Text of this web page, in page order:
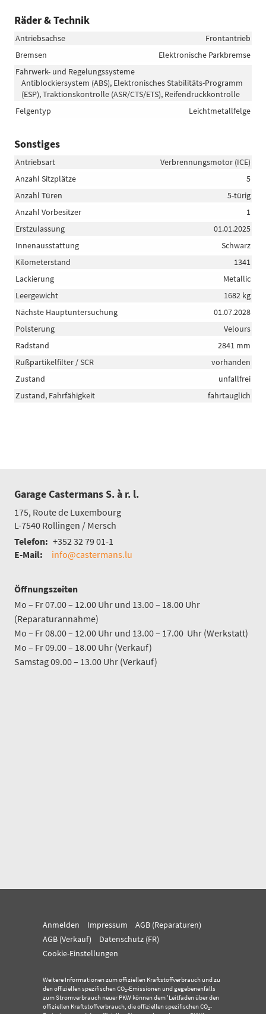
Räder & Technik
Antriebsachse
Frontantrieb
Bremsen
Elektronische Parkbremse
Fahrwerk- und Regelungssysteme
Antiblockiersystem (ABS), Elektronisches Stabilitäts-Programm
(ESP), Traktionskontrolle (ASR/CTS/ETS), Reifendruckkontrolle
Felgentyp
Leichtmetallfelge
Sonstiges
Antriebsart
Verbrennungsmotor (ICE)
Anzahl Sitzplätze
5
Anzahl Türen
5-türig
Anzahl Vorbesitzer
1
Erstzulassung
01.01.2025
Innenausstattung
Schwarz
Kilometerstand
1341
Lackierung
Metallic
Leergewicht
1682 kg
Nächste Hauptuntersuchung
01.07.2028
Polsterung
Velours
Radstand
2841 mm
Rußpartikelfilter / SCR
vorhanden
Zustand
unfallfrei
Zustand, Fahrfähigkeit
fahrtauglich
Garage Castermans S. à r. l.
175, Route de Luxembourg
L-7540 Rollingen / Mersch
Telefon: +352 32 79 01-1
E-Mail:
info@castermans.lu
Öffnungszeiten
Mo – Fr 07.00 – 12.00 Uhr und 13.00 – 18.00 Uhr
(Reparaturannahme)
Mo – Fr 08.00 – 12.00 Uhr und 13.00 – 17.00 Uhr (Werkstatt)
Mo – Fr 09.00 – 18.00 Uhr (Verkauf)
Samstag 09.00 – 13.00 Uhr (Verkauf)
Anmelden Impressum
AGB (Reparaturen)
AGB (Verkauf)
Datenschutz (FR)
Cookie-Einstellungen
Weitere Informationen zum offiziellen Kraftstoffverbrauch und zu
den offiziellen spezifischen CO2-Emissionen und gegebenenfalls
zum Stromverbrauch neuer PKW können dem 'Leitfaden über den
offiziellen Kraftstoffverbrauch, die offiziellen spezifischen CO2-